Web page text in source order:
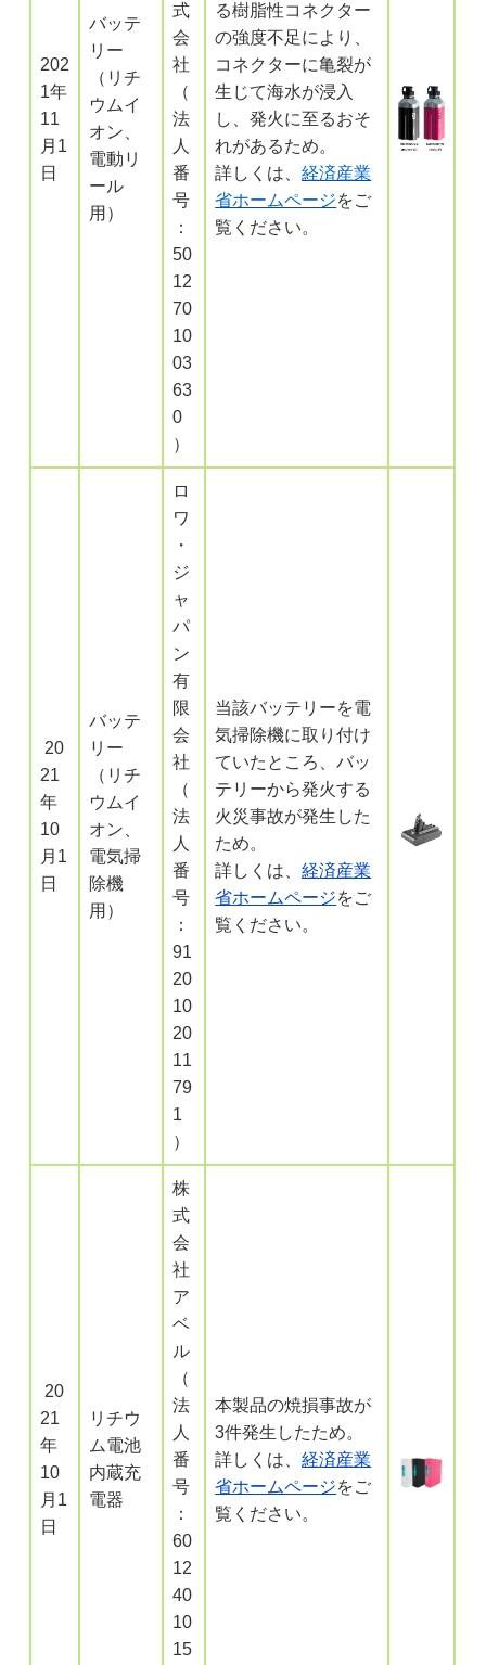
202
1年
11
月1
日
バッテ
リー
（リチ
ウムイ
オン、
電動リ
ール
用）
式
会
社
（
法
人
番
号
：
50
12
70
10
03
63
0
）
る樹脂性コネクター
の強度不足により、
コネクターに亀裂が
生じて海水が浸入
し、発火に至るおそ
れがあるため。
詳しくは、経済産業
省ホームページをご
覧ください。
20
21
年
10
月1
日
バッテ
リー
（リチ
ウムイ
オン、
電気掃
除機
用）
ロ
ワ
・
ジ
ャ
パ
ン
有
限
会
社
（
法
人
番
号
：
91
20
10
20
11
79
1
）
当該バッテリーを電
気掃除機に取り付け
ていたところ、バッ
テリーから発火する
火災事故が発生した
ため。
詳しくは、経済産業
省ホームページをご
覧ください。
20
21
年
10
月1
日
リチウ
ム電池
内蔵充
電器
株
式
会
社
ア
ベ
ル
（
法
人
番
号
：
60
12
40
10
15
本製品の焼損事故が
3件発生したため。
詳しくは、経済産業
省ホームページをご
覧ください。